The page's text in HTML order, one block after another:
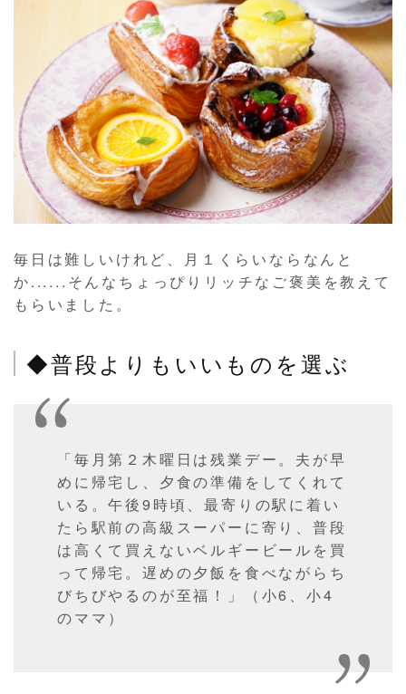
毎日は難しいけれど、月１くらいならなんと
か......そんなちょっぴりリッチなご褒美を教えて
もらいました。
◆普段よりもいいものを選ぶ
「毎月第２木曜日は残業デー。夫が早
めに帰宅し、夕食の準備をしてくれて
いる。午後9時頃、最寄りの駅に着い
たら駅前の高級スーパーに寄り、普段
は高くて買えないベルギービールを買
って帰宅。遅めの夕飯を食べながらち
びちびやるのが至福！」（小6、小4
のママ）